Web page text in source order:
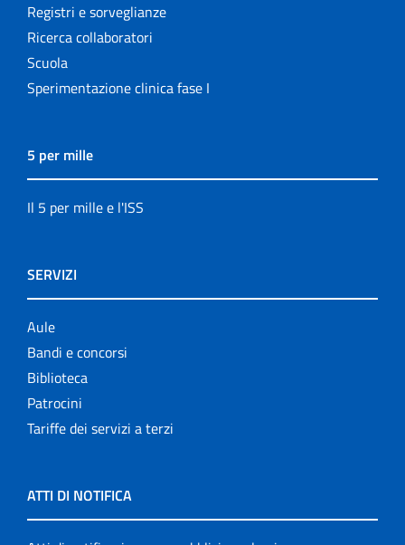
Registri e sorveglianze
Ricerca collaboratori
Scuola
Sperimentazione clinica fase I
5 per mille
Il 5 per mille e l'ISS
SERVIZI
Aule
Bandi e concorsi
Biblioteca
Patrocini
Tariffe dei servizi a terzi
ATTI DI NOTIFICA